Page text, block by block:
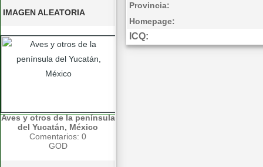
IMAGEN ALEATORIA
Aves y otros de la península
del Yucatán, México
Comentarios: 0
GOD
Provincia:
Homepage:
ICQ: